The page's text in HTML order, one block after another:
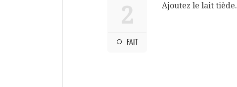
2
FAIT
Ajoutez le lait tiède.